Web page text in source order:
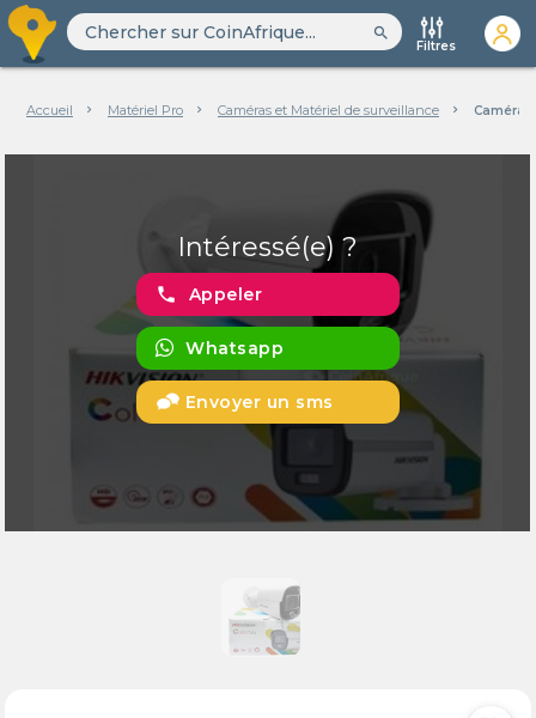
search
Filtres
Accueil Matériel Pro Caméras et Matériel de surveillance Caméra
Intéressé(e) ?
phone Appeler
Whatsapp
Envoyer un sms